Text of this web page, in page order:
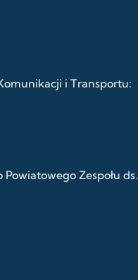
i Transportu:
Zespołu ds.